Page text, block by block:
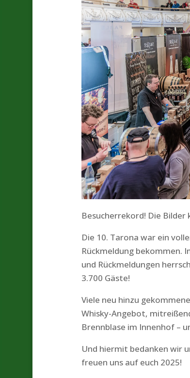
Besucherrekord! Die
Die 10. Tarona war ein
Rückmeldung bekommen.
und Rückmeldungen
3.700 Gäste!
Viele neu hinzu
Whisky-Angebot,
Brennblase im Innenhof –
Und hiermit bedanken wir
freuen uns auf euch 2025!